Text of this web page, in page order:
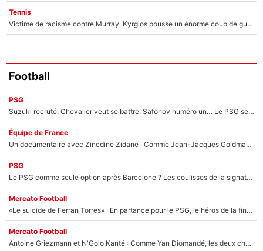
Tennis
Victime de racisme contre Murray, Kyrgios pousse un énorme coup de gueule !
Football
PSG
Suzuki recruté, Chevalier veut se battre, Safonov numéro un… Le PSG se lance encore dans un gros chantier pour le poste de gardien de but
Équipe de France
Un documentaire avec Zinedine Zidane : Comme Jean-Jacques Goldman et Mylène Farmer, le nouveau sélectionneur de l'équipe de France a recalé une journaliste très connue
PSG
Le PSG comme seule option après Barcelone ? Les coulisses de la signature historique de Lionel Messi sont révélées au grand jour !
Mercato Football
«Le suicide de Ferran Torres» : En partance pour le PSG, le héros de la finale de la Coupe du monde s'attire les foudres de la presse espagnole !
Mercato Football
Antoine Griezmann et N'Golo Kanté : Comme Yan Diomandé, les deux champions du monde ont refusé de signer au PSG !